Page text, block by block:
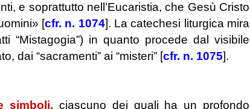
e soprattutto nell’Eucaristia, che Gesù Cristo
[cfr. n. 1074]. La catechesi liturgica mira
“Mistagogia”) in quanto procede dal visibile
dai “sacramenti” ai “misteri” [cfr. n. 1075].
simboli, ciascuno dei quali ha un profondo